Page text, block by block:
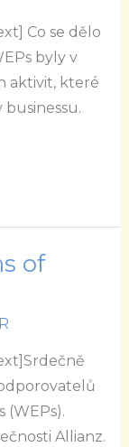
Co se dělo
byly v
aktivit, které
of
(WEPs).
Allianz.